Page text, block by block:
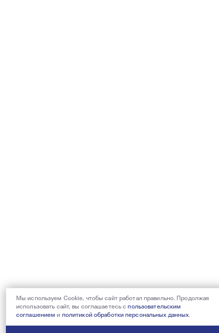
Мы используем Cookie, чтобы сайт работал правильно. Продолжая
использовать сайт, вы соглашаетесь спользовательским
соглашением и политикой обработки персональных данных.